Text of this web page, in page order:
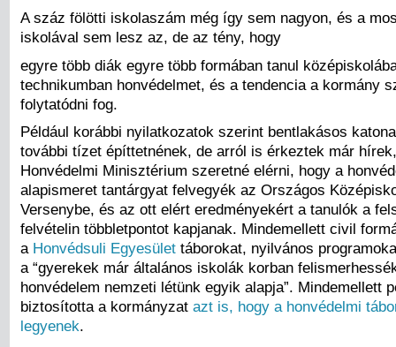
A száz fölötti iskolaszám még így sem nagyon, és a
iskolával sem lesz az, de az tény, hogy
egyre több diák egyre több formában tanul
technikumban honvédelmet, és a tendencia a kormány
folytatódni fog.
Például korábbi nyilatkozatok szerint bentlakásos
további tízet építtetnének, de arról is érkeztek már
Honvédelmi Minisztérium szeretné elérni, hogy a
alapismeret tantárgyat felvegyék az Országos
Versenybe, és az ott elért eredményekért a tanulók a
felvételin többletpontot kapjanak. Mindemellett civil
a Honvédsuli Egyesület táborokat, nyilvános
a “gyerekek már általános iskolák korban
honvédelem nemzeti létünk egyik alapja”. Mindemellett
biztosította a kormányzat azt is, hogy a honvédelmi
legyenek.